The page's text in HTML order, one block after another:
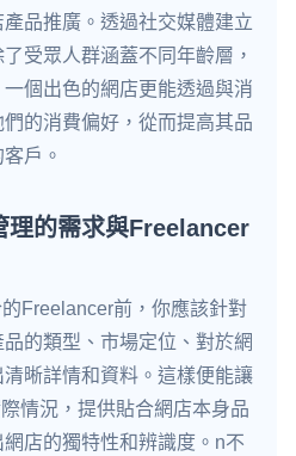
品推廣。透過社交媒體建立
受眾人群涵蓋不同年齡層，
個出色的網店更能透過與消
的消費偏好，從而提高其品
戶。
理的需求與Freelancer
Freelancer前，你應該針對
的類型、市場定位、對於網
晰詳情和資料。這樣便能讓
情況，提供貼合網店本身品
店的獨特性和辨識度。n不